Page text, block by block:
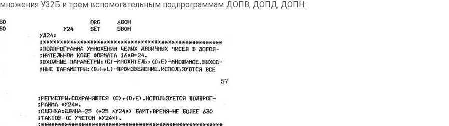
У32Б и трем вспомогательным подпрограммам ДОПВ, ДОПД, ДОПН: